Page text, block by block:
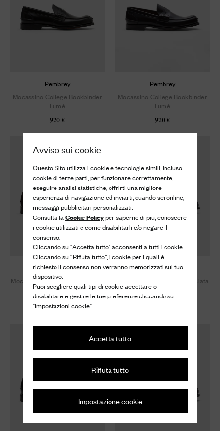
Avviso sui cookie
Questo Sito utilizza i cookie e tecnologie simili, incluso
cookie di terze parti, per funzionare correttamente,
eseguire analisi statistiche, offrirti una migliore
esperienza di navigazione ed inviarti, quando sei online,
messaggi pubblicitari personalizzati.
Consulta laCookie Policyper saperne di più, conoscere
i cookie utilizzati e come disabilitarli e/o negare il
consenso.
Cliccando su "Accetta tutto" acconsenti a tutti i cookie.
Cliccando su “Rifiuta tutto”, i cookie per i quali è
richiesto il consenso non verranno memorizzati sul tuo
dispositivo.
Puoi scegliere quali tipi di cookie accettare o
disabilitare e gestire le tue preferenze cliccando su
"Impostazioni cookie".
Accetta tutto
Rifiuta tutto
Impostazione cookie
Pembrey
Mocassino College Bookbinder
Fumé
920 €
Pembrey
Mocassino College Bookbinder
Fumé
920 €
Pembrey
Mocassino in Pelle Scamosciata
920 €
Pembrey
Mocassino in Pelle Scamosciata
920 €